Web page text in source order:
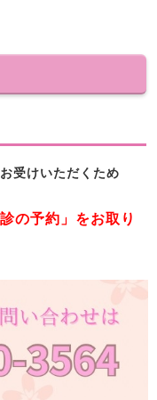
受けいただくため
の予約」をお取り